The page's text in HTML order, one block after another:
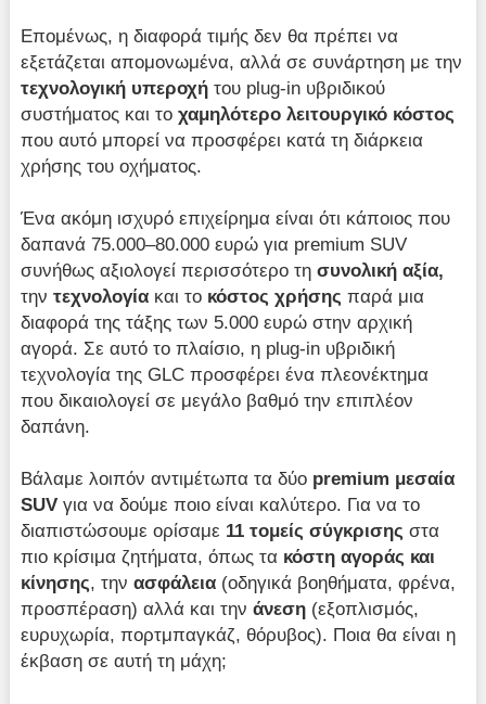
Επομένως, η διαφορά τιμής δεν θα πρέπει να
εξετάζεται απομονωμένα, αλλά σε συνάρτηση με την
τεχνολογική υπεροχή του plug-in υβριδικού
συστήματος και τοχαμηλότερο λειτουργικό κόστος
που αυτό μπορεί να προσφέρει κατά τη διάρκεια
χρήσης του οχήματος.
Ένα ακόμη ισχυρό επιχείρημα είναι ότι κάποιος που
δαπανά 75.000–80.000 ευρώ για premium SUV
συνήθως αξιολογεί περισσότερο τησυνολική αξία,
τηντεχνολογία και το κόστος χρήσης παρά μια
διαφορά της τάξης των 5.000 ευρώ στην αρχική
αγορά. Σε αυτό το πλαίσιο, η plug-in υβριδική
τεχνολογία της GLC προσφέρει ένα πλεονέκτημα
που δικαιολογεί σε μεγάλο βαθμό την επιπλέον
δαπάνη.
Βάλαμε λοιπόν αντιμέτωπα τα δύο premium μεσαία
SUV για να δούμε ποιο είναι καλύτερο. Για να το
διαπιστώσουμε ορίσαμε 11 τομείς σύγκρισης στα
πιο κρίσιμα ζητήματα, όπως τα κόστη αγοράς και
κίνησης, τηνασφάλεια (οδηγικά βοηθήματα, φρένα,
προσπέραση) αλλά και τηνάνεση (εξοπλισμός,
ευρυχωρία, πορτμπαγκάζ, θόρυβος). Ποια θα είναι η
έκβαση σε αυτή τη μάχη;